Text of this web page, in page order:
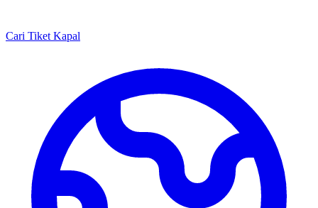
Cari Tiket Kapal